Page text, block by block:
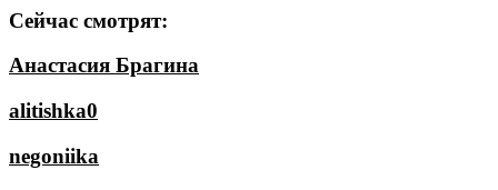
Сейчас смотрят:
Анастасия Брагина
alitishka0
negoniika